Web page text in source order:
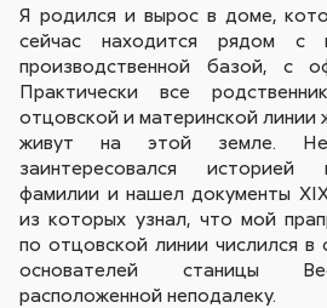
Я родился и вырос в доме,
сейчас находится рядом с
производственной базой, с
Практически все
отцовской и материнской линии
живут на этой земле.
заинтересовался историей
фамилии и нашел документы
из которых узнал, что мой
по отцовской линии числился в
основателей станицы
расположенной неподалеку.